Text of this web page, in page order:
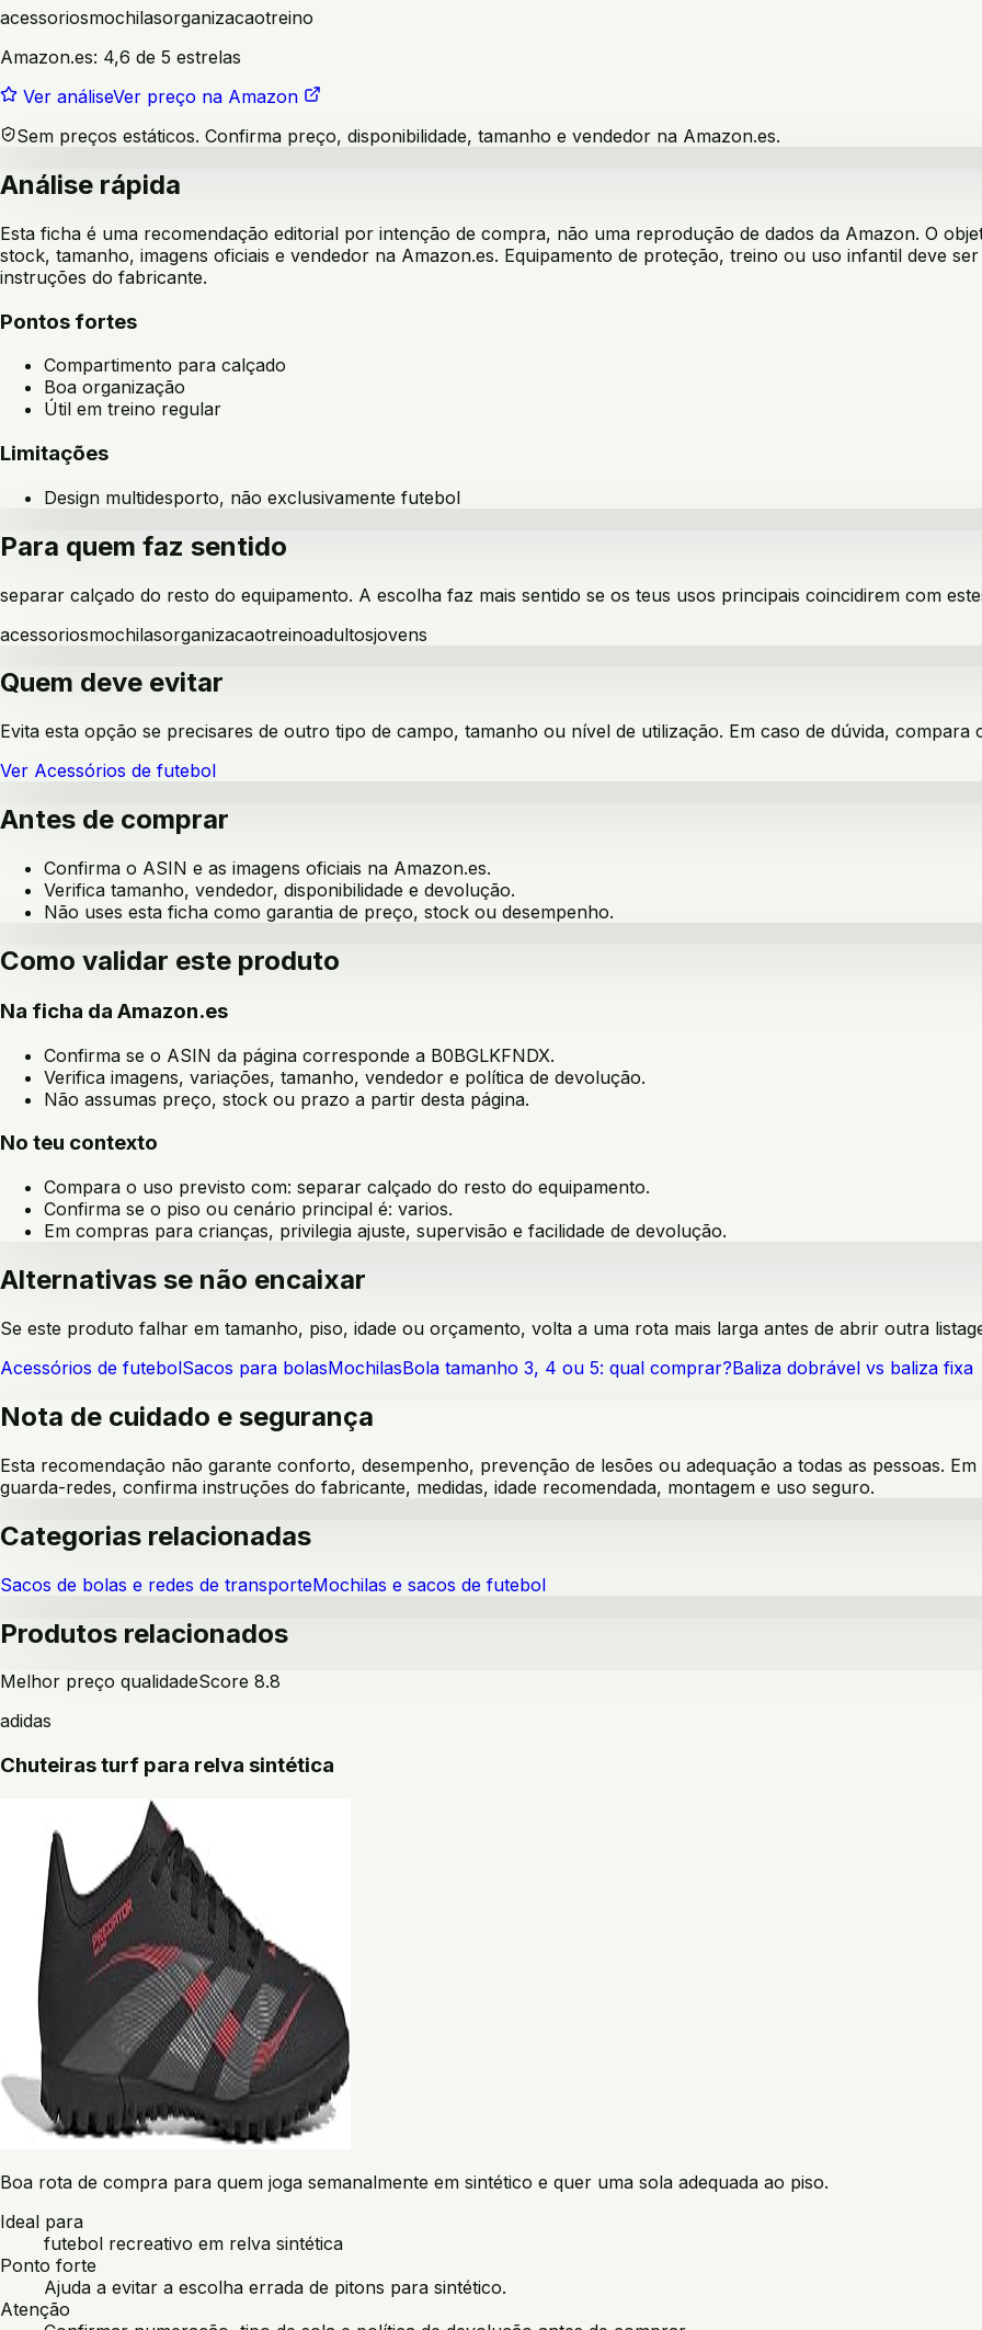
acessoriosmochilasorganizacaotreino
Amazon.es: 4,6 de 5 estrelas
Ver análiseVer preço na Amazon
Sem preços estáticos. Confirma preço, disponibilidade, tamanho e vendedor na Amazon.es.
Análise rápida
Esta ficha é uma recomendação editorial por intenção de compra, não uma reprodução de dados da Amazon. O
stock, tamanho, imagens oficiais e vendedor na Amazon.es. Equipamento de proteção, treino ou uso infantil deve
instruções do fabricante.
Pontos fortes
Compartimento para calçado
Boa organização
Útil em treino regular
Limitações
Design multidesporto, não exclusivamente futebol
Para quem faz sentido
separar calçado do resto do equipamento. A escolha faz mais sentido se os teus usos principais coincidirem com
acessoriosmochilasorganizacaotreinoadultosjovens
Quem deve evitar
Evita esta opção se precisares de outro tipo de campo, tamanho ou nível de utilização. Em caso de dúvida,
Ver Acessórios de futebol
Antes de comprar
Confirma o ASIN e as imagens oficiais na Amazon.es.
Verifica tamanho, vendedor, disponibilidade e devolução.
Não uses esta ficha como garantia de preço, stock ou desempenho.
Como validar este produto
Na ficha da Amazon.es
Confirma se o ASIN da página corresponde a B0BGLKFNDX.
Verifica imagens, variações, tamanho, vendedor e política de devolução.
Não assumas preço, stock ou prazo a partir desta página.
No teu contexto
Compara o uso previsto com: separar calçado do resto do equipamento.
Confirma se o piso ou cenário principal é: varios.
Em compras para crianças, privilegia ajuste, supervisão e facilidade de devolução.
Alternativas se não encaixar
Se este produto falhar em tamanho, piso, idade ou orçamento, volta a uma rota mais larga antes de abrir outra
Acessórios de futebolSacos para bolasMochilasBola tamanho 3, 4 ou 5: qual comprar?Baliza dobrável vs baliza fixa
Nota de cuidado e segurança
Esta recomendação não garante conforto, desempenho, prevenção de lesões ou adequação a todas as pessoas.
guarda-redes, confirma instruções do fabricante, medidas, idade recomendada, montagem e uso seguro.
Categorias relacionadas
Sacos de bolas e redes de transporteMochilas e sacos de futebol
Produtos relacionados
Melhor preço qualidadeScore 8.8
adidas
Chuteiras turf para relva sintética
Boa rota de compra para quem joga semanalmente em sintético e quer uma sola adequada ao piso.
Ideal para
futebol recreativo em relva sintética
Ponto forte
Ajuda a evitar a escolha errada de pitons para sintético.
Atenção